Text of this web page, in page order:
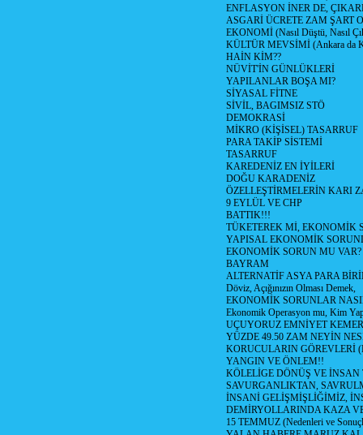
ENFLASYON İNER DE,
ASGARİ ÜCRETE ZAM ŞART
EKONOMİ (Nasıl Düştü, Nasıl
KÜLTÜR MEVSİMİ (Ankara da
HAİN KİM??
NÜVİT'İN GÜNLÜKLERİ
YAPILANLAR BOŞA MI?
SİYASAL FİTNE
SİVİL, BAGIMSIZ STÖ
DEMOKRASİ
MİKRO (KİŞİSEL) TASARRUF
PARA TAKİP SİSTEMİ
TASARRUF
KAREDENİZ EN İYİLERİ
DOĞU KARADENİZ
ÖZELLEŞTİRMELERİN KARI
9 EYLÜL VE CHP
BATTIK!!!
TÜKETEREK Mİ, EKONOMİK
YAPISAL EKONOMİK
EKONOMİK SORUN MU VAR?
BAYRAM
ALTERNATİF ASYA PARA
Döviz, Açığınızın Olması Demek,
EKONOMİK SORUNLAR
Ekonomik Operasyon mu, Kim
UÇUYORUZ EMNİYET
YÜZDE 49.50 ZAM NEYİN
KORUCULARIN GÖREVLERİ
YANGIN VE ÖNLEM!!
KÖLELİGE DÖNÜŞ VE İNSAN
SAVURGANLIKTAN,
İNSANİ GELİŞMİŞLİĞİMİZ,
DEMİRYOLLARINDA KAZA
15 TEMMUZ (Nedenleri ve